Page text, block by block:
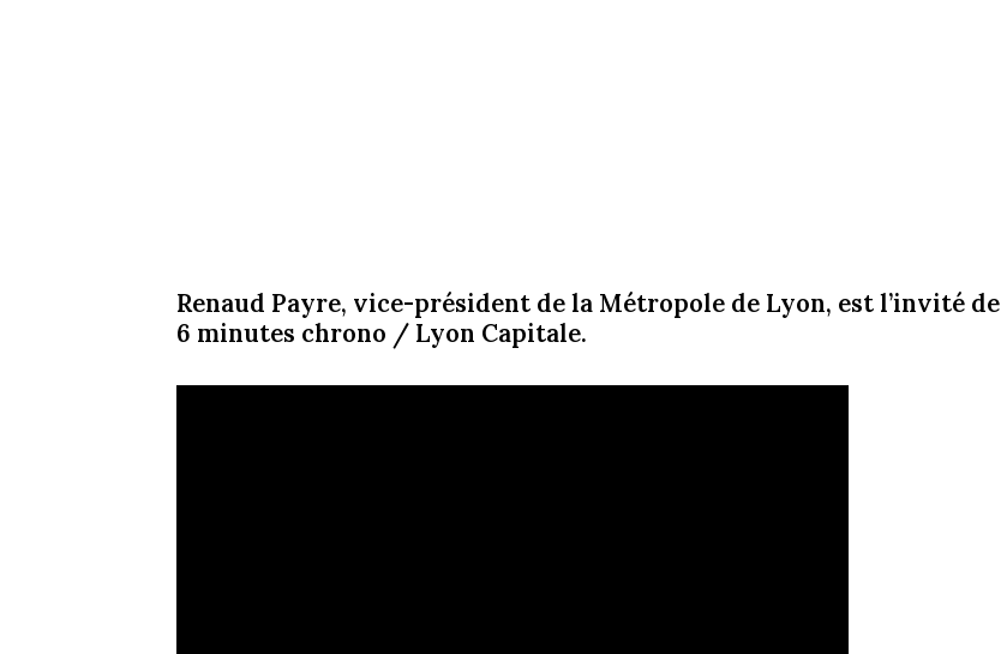
Renaud Payre, vice-président de la Métropole de Lyon, est l’invité de
6 minutes chrono / Lyon Capitale.